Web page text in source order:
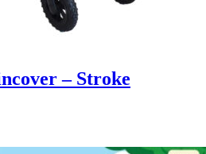
– Stroke